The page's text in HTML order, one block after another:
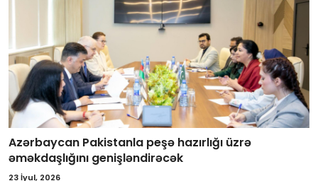
Azərbaycan Pakistanla peşə hazırlığı üzrə
əməkdaşlığını genişləndirəcək
23 İyul, 2026